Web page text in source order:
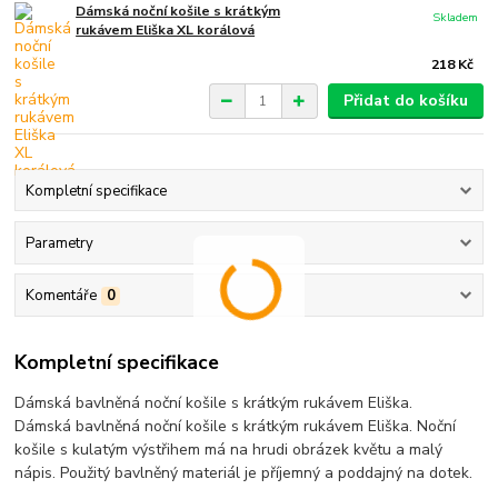
Dámská noční košile s krátkým
rukávem Eliška XL korálová
218 Kč
Skladem
Přidat do košíku
Kompletní specifikace
Parametry
Komentáře 0
Kompletní specifikace
Dámská bavlněná noční košile s krátkým rukávem Eliška.
Dámská bavlněná noční košile s krátkým rukávem Eliška. Noční
košile s kulatým výstřihem má na hrudi obrázek květu a malý
nápis. Použitý bavlněný materiál je příjemný a poddajný na dotek.